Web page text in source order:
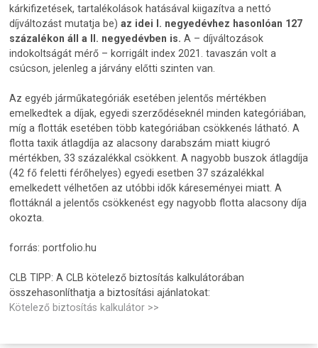
kárkifizetések, tartalékolások hatásával kiigazítva a nettó
díjváltozást mutatja be)az idei I. negyedévhez hasonlóan 127
százalékon áll a II. negyedévben is. A – díjváltozások
indokoltságát mérő – korrigált index 2021. tavaszán volt a
csúcson, jelenleg a járvány előtti szinten van.
Az egyéb járműkategóriák esetében jelentős mértékben
emelkedtek a díjak, egyedi szerződéseknél minden kategóriában,
míg a flották esetében több kategóriában csökkenés látható. A
flotta taxik átlagdíja az alacsony darabszám miatt kiugró
mértékben, 33 százalékkal csökkent. A nagyobb buszok átlagdíja
(42 fő feletti férőhelyes) egyedi esetben 37 százalékkal
emelkedett vélhetően az utóbbi idők káreseményei miatt. A
flottáknál a jelentős csökkenést egy nagyobb flotta alacsony díja
okozta.
forrás: portfolio.hu
CLB TIPP: A CLB kötelező biztosítás kalkulátorában
összehasonlíthatja a biztosítási ajánlatokat:
Kötelező biztosítás kalkulátor >>